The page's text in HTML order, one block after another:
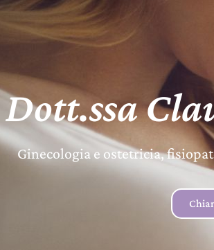
Dott.ssa
Ginecologia e ostetricia,